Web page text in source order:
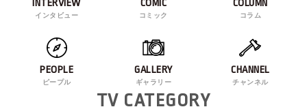
INTERVIEW
インタビュー
COMIC
コミック
COLUMN
コラム
PEOPLE
ピープル
GALLERY
ギャラリー
CHANNEL
チャンネル
TV CATEGORY